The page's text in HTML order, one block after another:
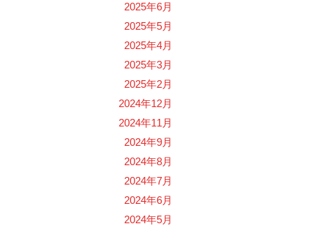
2025年6月
2025年5月
2025年4月
2025年3月
2025年2月
2024年12月
2024年11月
2024年9月
2024年8月
2024年7月
2024年6月
2024年5月